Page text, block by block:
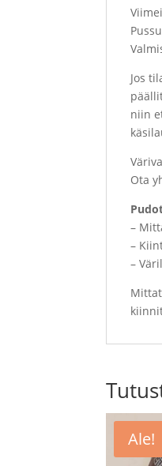
Jos
niin
Ota
–
–
–
Ale!